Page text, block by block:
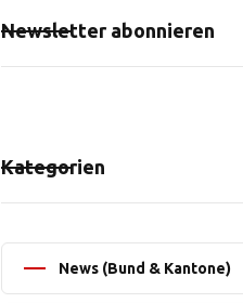
Newsletter abonnieren
Kategorien
News (Bund & Kantone)